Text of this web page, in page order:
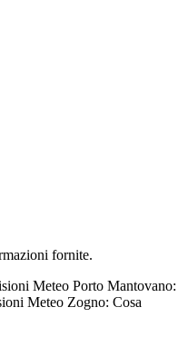
fornite.
Meteo Porto Mantovano:
Meteo Zogno: Cosa